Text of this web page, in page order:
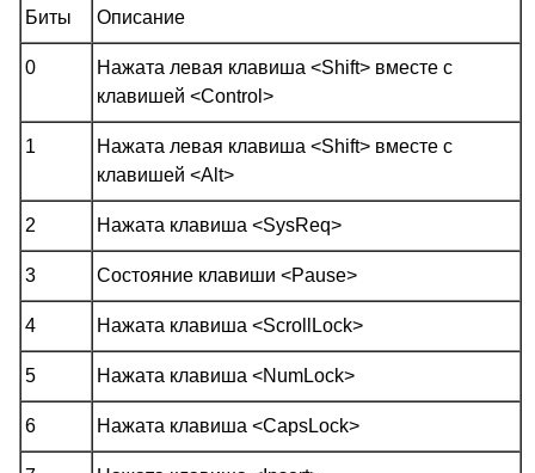
Биты Описание
0
Нажата левая клавиша <Shift> вместе с
клавишей <Control>
1
Нажата левая клавиша <Shift> вместе с
клавишей <Alt>
2 Нажата клавиша <SysReq>
3 Состояние клавиши <Pause>
4 Нажата клавиша <ScrollLock>
5 Нажата клавиша <NumLock>
6 Нажата клавиша <CapsLock>